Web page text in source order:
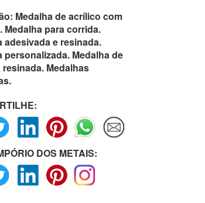
Medalha de acrílico com
Medalha para corrida.
adesivada e resinada.
personalizada. Medalha de
Medalhas
DOS METAIS: